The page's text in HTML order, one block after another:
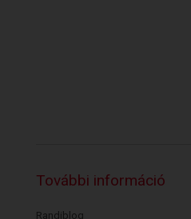
További információ
Randiblog